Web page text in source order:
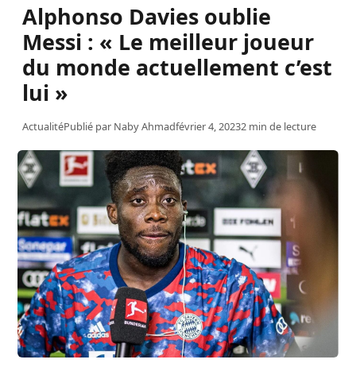
Alphonso Davies oublie
Messi : « Le meilleur joueur
du monde actuellement c’est
lui »
ActualitéPublié par Naby Ahmadfévrier 4, 20232 min de lecture